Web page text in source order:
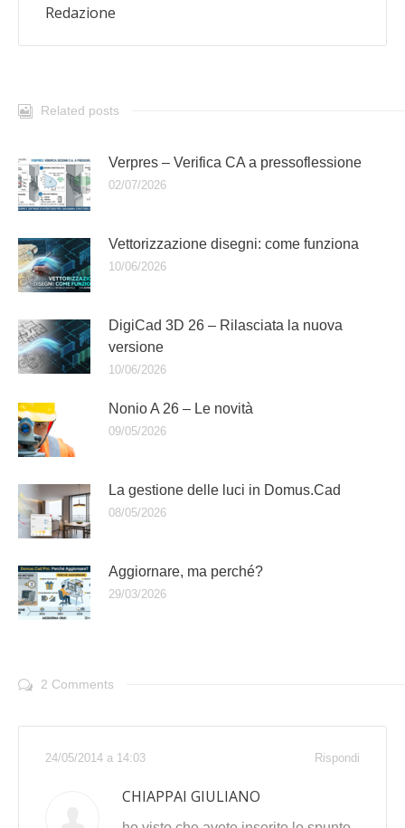
Redazione
Related posts
Verpres – Verifica CA a pressoflessione
02/07/2026
Vettorizzazione disegni: come funziona
10/06/2026
DigiCad 3D 26 – Rilasciata la nuova
versione
10/06/2026
Nonio A 26 – Le novità
09/05/2026
La gestione delle luci in Domus.Cad
08/05/2026
Aggiornare, ma perché?
29/03/2026
2 Comments
Rispondi
24/05/2014 a 14:03
CHIAPPAI GIULIANO